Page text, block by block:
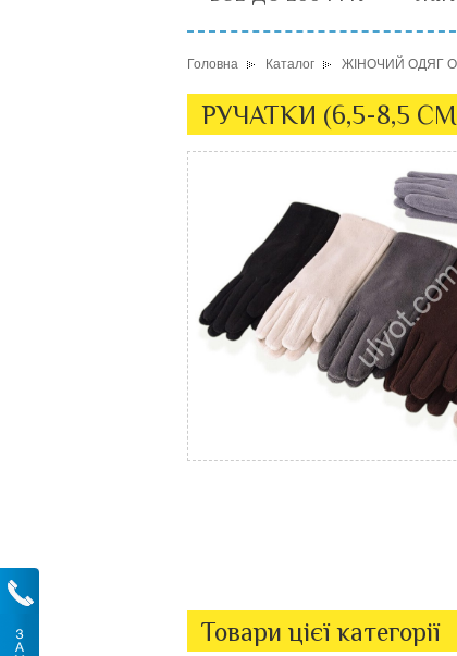
Головна Каталог ЖІНОЧИЙ ОДЯГ
РУЧАТКИ (6,5-8,5
Товари цієї категорії